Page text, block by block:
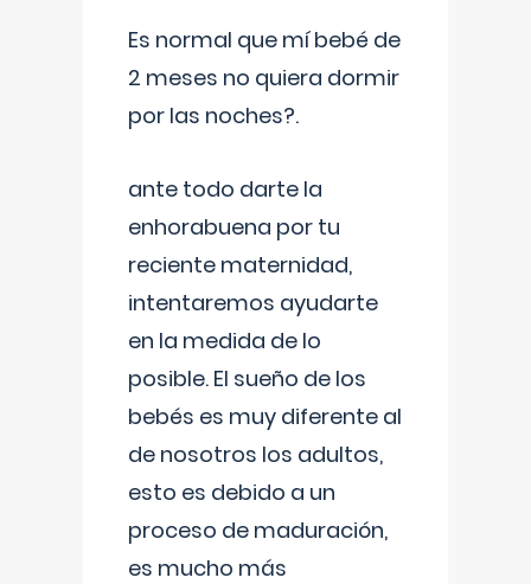
Es normal que mí bebé de
2 meses no quiera dormir
por las noches?.
ante todo darte la
enhorabuena por tu
reciente maternidad,
intentaremos ayudarte
en la medida de lo
posible. El sueño de los
bebés es muy diferente al
de nosotros los adultos,
esto es debido a un
proceso de maduración,
es mucho más